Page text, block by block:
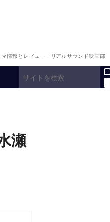
情報とレビュー｜リアルサウンド映画部
瀬